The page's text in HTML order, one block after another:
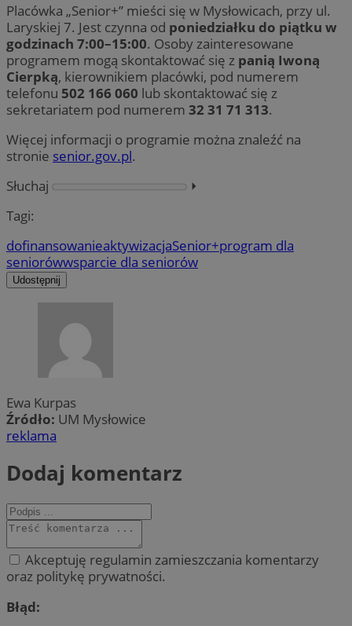
Placówka „Senior+” mieści się w Mysłowicach, przy ul.
Laryskiej 7. Jest czynna od poniedziałku do piątku w
godzinach 7:00–15:00. Osoby zainteresowane
programem mogą skontaktować się z panią Iwoną
Cierpką, kierownikiem placówki, pod numerem
telefonu 502 166 060 lub skontaktować się z
sekretariatem pod numerem 32 31 71 313.
Więcej informacji o programie można znaleźć na
stronie senior.gov.pl.
Słuchaj
⏵︎
Tagi:
dofinansowanieaktywizacjaSenior+program dla
seniorówwsparcie dla seniorów
Udostępnij
Ewa Kurpas
Źródło: UM Mysłowice
reklama
Dodaj komentarz
Akceptuję regulamin zamieszczania komentarzy
oraz politykę prywatności.
Błąd: